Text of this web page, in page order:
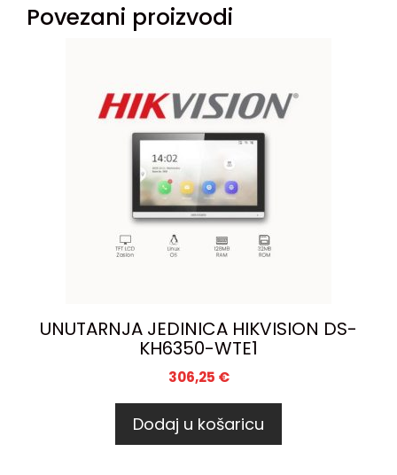
Povezani proizvodi
UNUTARNJA JEDINICA HIKVISION DS-
KH6350-WTE1
306,25 €
Dodaj u košaricu